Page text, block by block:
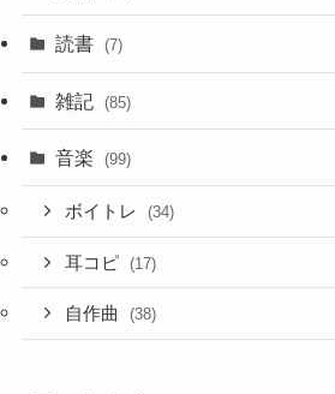
読書 (7)
雑記 (85)
音楽 (99)
ボイトレ (34)
耳コピ (17)
自作曲 (38)